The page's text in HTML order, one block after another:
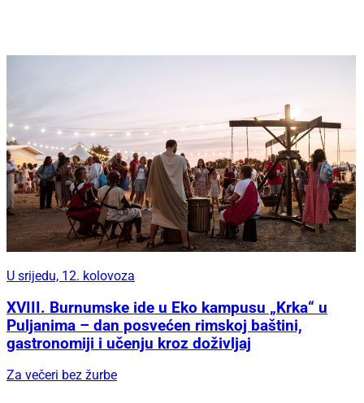
U srijedu, 12. kolovoza
XVIII. Burnumske ide u Eko kampusu „Krka“ u
Puljanima – dan posvećen rimskoj baštini,
gastronomiji i učenju kroz doživljaj
Za večeri bez žurbe